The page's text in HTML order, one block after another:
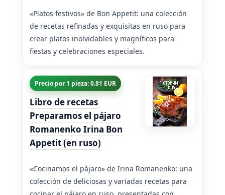
«Platos festivos» de Bon Appetit: una colección
de recetas refinadas y exquisitas en ruso para
crear platos inolvidables y magníficos para
fiestas y celebraciones especiales.
Precio por 1 pieza: 0.81 EUR
Libro de recetas
Preparamos el pájaro
Romanenko Irina Bon
Appetit (en ruso)
«Cocinamos el pájaro» de Irina Romanenko: una
colección de deliciosas y variadas recetas para